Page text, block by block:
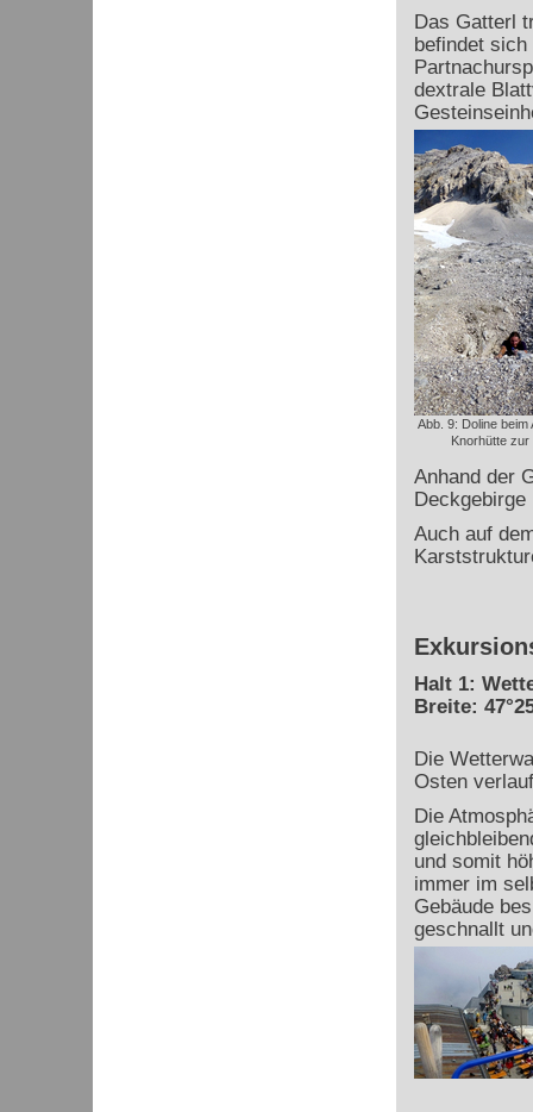
Das Gatterl
befindet
dextrale
Abb. 9: Doline beim
Knorhütte
Anhand der
Deckgebirge
Auch auf
Halt 1:
Breite:
Die
Osten
Die
und somit
immer im
Gebäude
geschnallt